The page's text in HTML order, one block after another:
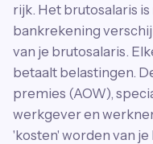
rijk. Het brutosalaris
bankrekening
van je brutosalaris.
betaalt belastingen.
premies (AOW),
werkgever en
'kosten' worden van